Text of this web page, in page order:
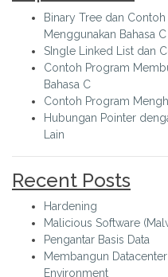
Binary Tree dan
Menggunakan Bahasa C
SIngle Linked List dan
Contoh Program
Bahasa C
Contoh Program
Hubungan Pointer
Lain
Recent Posts
Hardening
Malicious Software
Pengantar Basis Data
Membangun
Environment